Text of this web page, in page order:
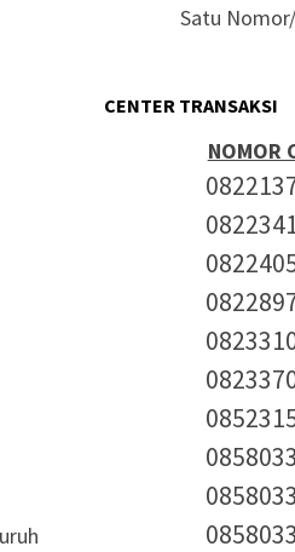
Satu
CENTER TRANSAKSI
NOMOR